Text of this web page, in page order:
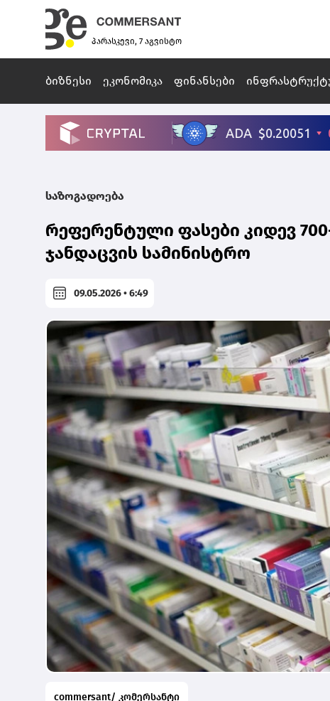
პარასკევი, 7 აგვისტო
ბიზნესი ეკონომიკა ფინანსები
საზოგადოება
რეფერენტული ფასები კიდევ
ჯანდაცვის სამინისტრო
09.05.2026 • 6:49
commersant/ კომერსანტი